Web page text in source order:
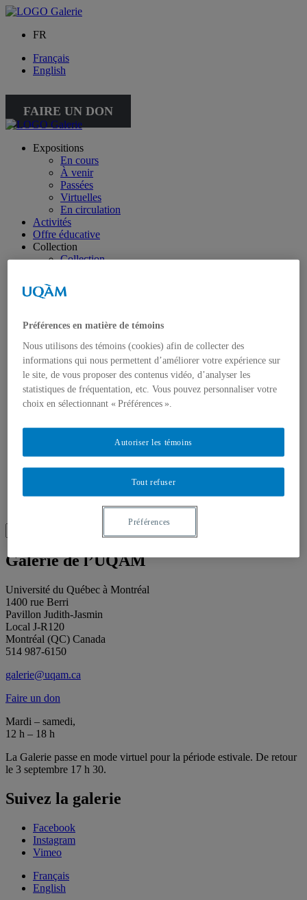
FR
Français
English
FAIRE UN DON
Expositions
En cours
À venir
Passées
Virtuelles
En circulation
Activités
Offre éducative
Collection
Collection
À propos de la collection
À propos de la petite collection
Toutes les publications
À propos des Éditions les petits carnets
Actualités
À propos
Accessibilité
Contact
Mandat
Équipe
Proposition de projet
Partenaires
Plan des salles
Recherche
Recherche placeholder
for:
Search
Galerie de l’UQAM
Université du Québec à Montréal
1400 rue Berri
Pavillon Judith-Jasmin
Local J-R120
Montréal (QC) Canada
514 987-6150
galerie@uqam.ca
Faire un don
Mardi – samedi,
12 h – 18 h
La Galerie passe en mode virtuel pour la période estivale. De retour
le 3 septembre 17 h 30.
Suivez la galerie
Facebook
Instagram
Vimeo
Français
English
Préférences en matière de témoins
Nous utilisons des témoins (cookies) afin de collecter des
informations qui nous permettent d’améliorer votre expérience sur
le site, de vous proposer des contenus vidéo, d’analyser les
statistiques de fréquentation, etc. Vous pouvez personnaliser votre
choix en sélectionnant « Préférences ».
Tout refuser
Autoriser les témoins
Préférences